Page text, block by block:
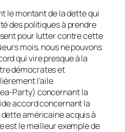
le montant de la dette qui
des politiques à prendre
pour lutter contre cette
mois, nous ne pouvons
qui vire presque à la
démocrates et
l’aile
Party) concernant la
accord concernant la
américaine acquis à
est le meilleur exemple de